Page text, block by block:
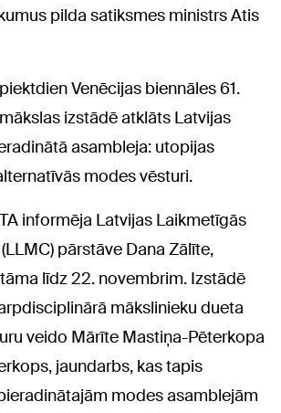
pilda satiksmes ministrs Atis
Venēcijas biennāles 61.
izstādē atklāts Latvijas
asambleja: utopijas
modes vēsturi.
informēja Latvijas Laikmetīgās
pārstāve Dana Zālīte,
līdz 22. novembrim. Izstādē
mākslinieku dueta
veido Mārīte Mastiņa-Pēterkopa
jaundarbs, kas tapis
modes asamblejām